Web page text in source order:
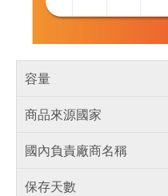
容量
商品來源國家
國內負責廠商名稱
保存天數